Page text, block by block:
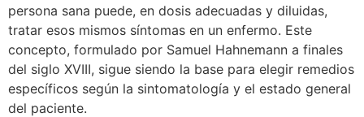
persona sana puede, en dosis adecuadas y diluidas,
tratar esos mismos síntomas en un enfermo. Este
concepto, formulado por Samuel Hahnemann a finales
del siglo XVIII, sigue siendo la base para elegir remedios
específicos según la sintomatología y el estado general
del paciente.